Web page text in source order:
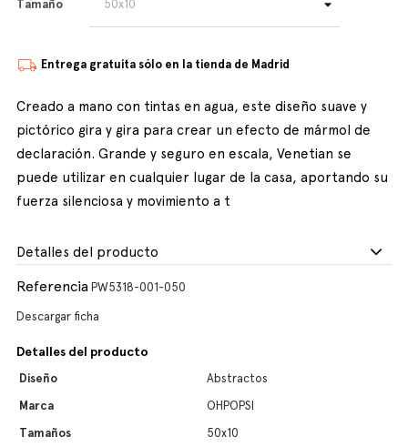
Tamaño
Entrega gratuita sólo en la tienda de Madrid
Creado a mano con tintas en agua, este diseño suave y
pictórico gira y gira para crear un efecto de mármol de
declaración. Grande y seguro en escala, Venetian se
puede utilizar en cualquier lugar de la casa, aportando su
fuerza silenciosa y movimiento a t
Detalles del producto
Referencia PW5318-001-050
Descargar ficha
Detalles del producto
Diseño
Abstractos
Marca
OHPOPSI
Tamaños
50x10